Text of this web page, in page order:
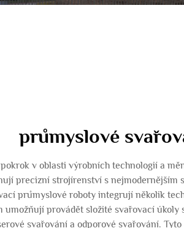
průmyslové
v oblasti výrobních technologií a
precizní strojírenství s
průmyslové roboty integrují několik
provádět složité svařovací
svařování a odporové svařování.